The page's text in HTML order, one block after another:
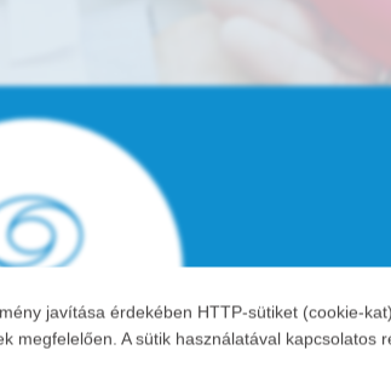
javítása érdekében HTTP-sütiket (cookie-
megfelelően. A sütik használatával kapcsolatos